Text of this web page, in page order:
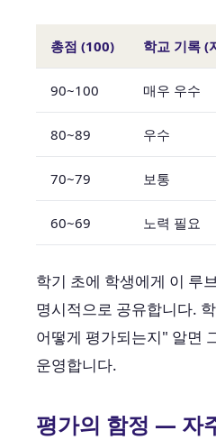
총점 (100) 학교 기록 (
90~100 매우 우수
80~89 우수
70~79 보통
60~69 노력 필요
학기 초에 학생에게 이 루
명시적으로 공유합니다.
어떻게 평가되는지" 알면
운영합니다.
평가의 함정 — 자